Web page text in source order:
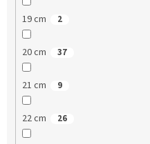
19 cm 2
20 cm 37
21 cm 9
22 cm 26